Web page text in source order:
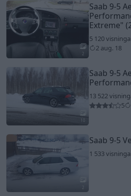
2
Saab 9-5
Extreme"
5 120
2 aug. 18
10
Saab 9-5
13 522
5
2
Saab 9-5
1 533